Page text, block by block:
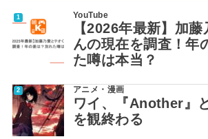
YouTube
【2026年最新】加藤
んの現在を調査！年
た噂は本当？
アニメ・漫画
ワイ、『Another』
を観終わる